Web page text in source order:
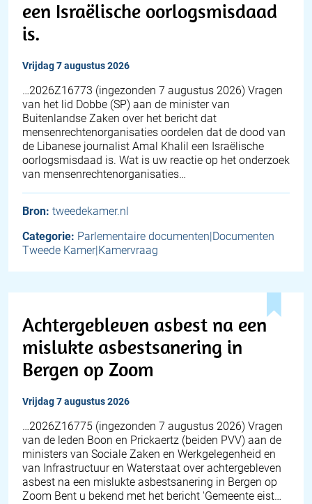
een Israëlische oorlogsmisdaad
is.
vrijdag 7 augustus 2026
… 2026Z16773 (ingezonden 7 augustus 2026) Vragen
van het lid Dobbe (SP) aan de minister van
Buitenlandse Zaken over het bericht dat
mensenrechtenorganisaties oordelen dat de dood van
de Libanese journalist Amal Khalil een Israëlische
oorlogsmisdaad is. Wat is uw reactie op het onderzoek
van mensenrechtenorganisaties…
Bron: tweedekamer.nl
Categorie: Parlementaire documenten|Documenten
Tweede Kamer|Kamervraag
Achtergebleven asbest na een
mislukte asbestsanering in
Bergen op Zoom
vrijdag 7 augustus 2026
… 2026Z16775 (ingezonden 7 augustus 2026) Vragen
van de leden Boon en Prickaertz (beiden PVV) aan de
ministers van Sociale Zaken en Werkgelegenheid en
van Infrastructuur en Waterstaat over achtergebleven
asbest na een mislukte asbestsanering in Bergen op
Zoom Bent u bekend met het bericht 'Gemeente eist…